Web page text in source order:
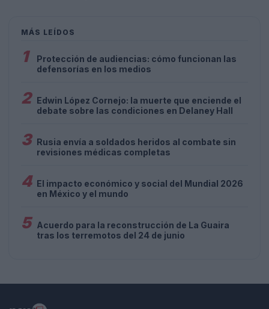
MÁS LEÍDOS
1
Protección de audiencias: cómo funcionan las
defensorías en los medios
2 Edwin López Cornejo: la muerte que enciende el
debate sobre las condiciones en Delaney Hall
3 Rusia envía a soldados heridos al combate sin
revisiones médicas completas
4 El impacto económico y social del Mundial 2026
en México y el mundo
5 Acuerdo para la reconstrucción de La Guaira
tras los terremotos del 24 de junio